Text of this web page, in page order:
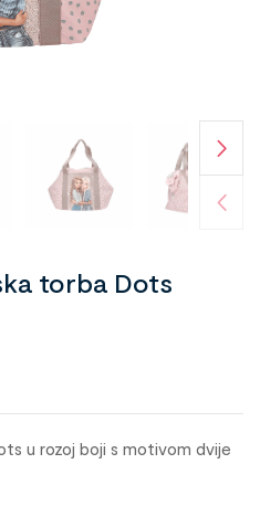
torba Dots
u rozoj boji s motivom dvije